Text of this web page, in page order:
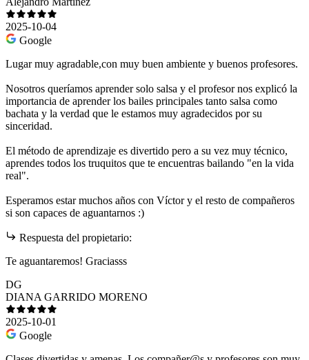
2025-10-04
Google
Lugar muy agradable,con muy buen ambiente y buenos profesores.
Nosotros queríamos aprender solo salsa y el profesor nos explicó la
importancia de aprender los bailes principales tanto salsa como
bachata y la verdad que le estamos muy agradecidos por su
sinceridad.
El método de aprendizaje es divertido pero a su vez muy técnico,
aprendes todos los truquitos que te encuentras bailando "en la vida
real".
Esperamos estar muchos años con Víctor y el resto de compañeros
si son capaces de aguantarnos :)
Respuesta del propietario:
Te aguantaremos! Graciasss
DG
DIANA GARRIDO MORENO
2025-10-01
Google